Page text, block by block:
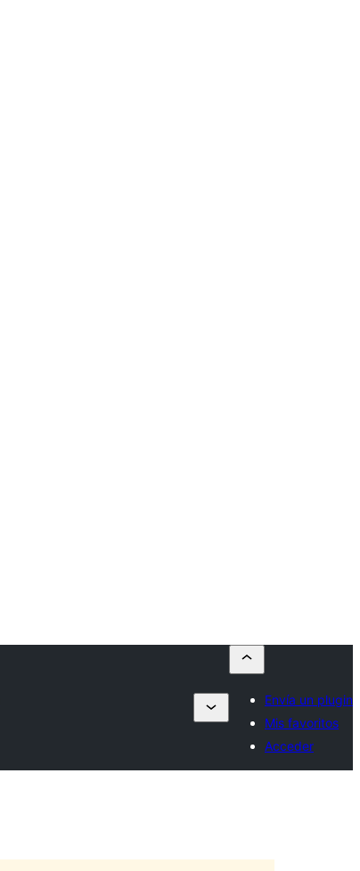
Envía un plugin
Mis favoritos
Acceder